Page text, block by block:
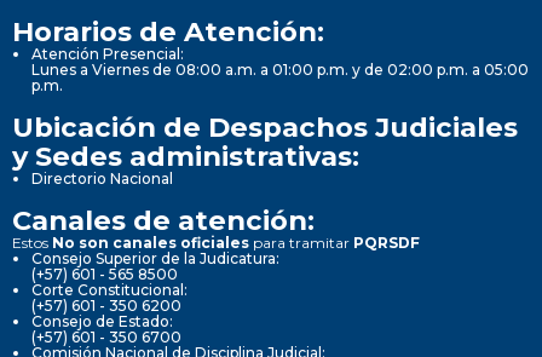
Horarios de Atención:
Atención Presencial:
Lunes a Viernes de 08:00 a.m. a 01:00 p.m. y de 02:00 p.m. a 05:00
p.m.
Ubicación de Despachos Judiciales
y Sedes administrativas:
Directorio Nacional
Canales de atención:
Estos No son canales oficiales para tramitar PQRSDF
Consejo Superior de la Judicatura:
(+57) 601 - 565 8500
Corte Constitucional:
(+57) 601 - 350 6200
Consejo de Estado:
(+57) 601 - 350 6700
Comisión Nacional de Disciplina Judicial: